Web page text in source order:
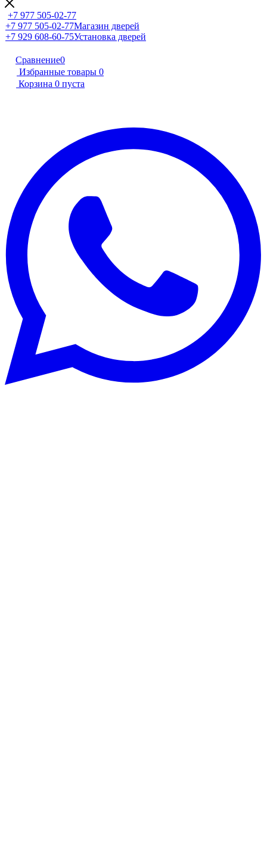
+7 977 505-02-77
+7 977 505-02-77Магазин дверей
+7 929 608-60-75Установка дверей
Сравнение0
Избранные товары 0
Корзина 0 пуста